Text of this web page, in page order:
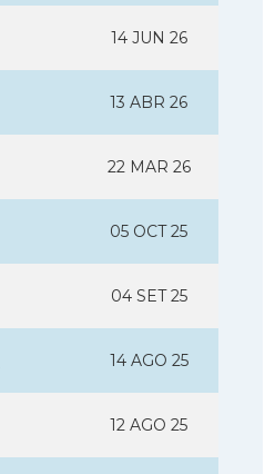
14 JUN 26
13 ABR 26
22 MAR 26
05 OCT 25
04 SET 25
14 AGO 25
12 AGO 25